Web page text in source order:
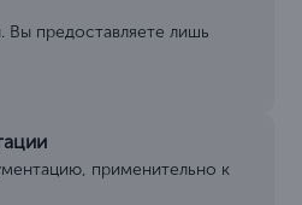
Вы предоставляете лишь
применительно к